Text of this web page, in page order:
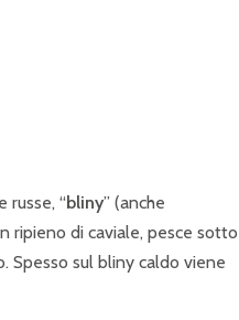
russe, “bliny” (anche
ripieno di caviale, pesce sotto
Spesso sul bliny caldo viene